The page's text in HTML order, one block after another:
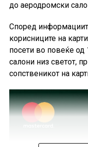
до аеродромски
Според
корисниците на
посети во повеќе од
салони низ светот,
сопственикот на